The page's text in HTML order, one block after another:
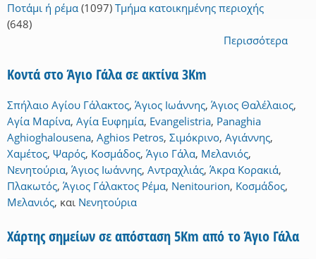
Ποτάμι ή ρέμα (1097) Τμήμα κατοικημένης περιοχής
(648)
Περισσότερα
Κοντά στο Άγιο Γάλα σε ακτίνα 3Km
Σπήλαιο Αγίου Γάλακτος, Άγιος Ιωάννης, Άγιος Θαλέλαιος,
Αγία Μαρίνα, Αγία Ευφημία, Evangelistria, Panaghia
Aghioghalousena, Aghios Petros, Σιμόκρινο, Αγιάννης,
Χαμέτος, Ψαρός, Κοσμάδος, Άγιο Γάλα, Μελανιός,
Νενητούρια, Άγιος Ιωάννης, Αντραχλιάς, Άκρα Κορακιά,
Πλακωτός, Άγιος Γάλακτος Ρέμα, Nenitourion, Κοσμάδος,
Μελανιός, και Νενητούρια
Χάρτης σημείων σε απόσταση 5Km από το Άγιο Γάλα